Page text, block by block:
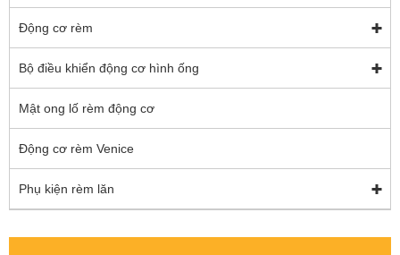
Động cơ rèm
Bộ điều khiển động cơ hình ống
Mật ong lố rèm động cơ
Động cơ rèm Venice
Phụ kiện rèm lăn